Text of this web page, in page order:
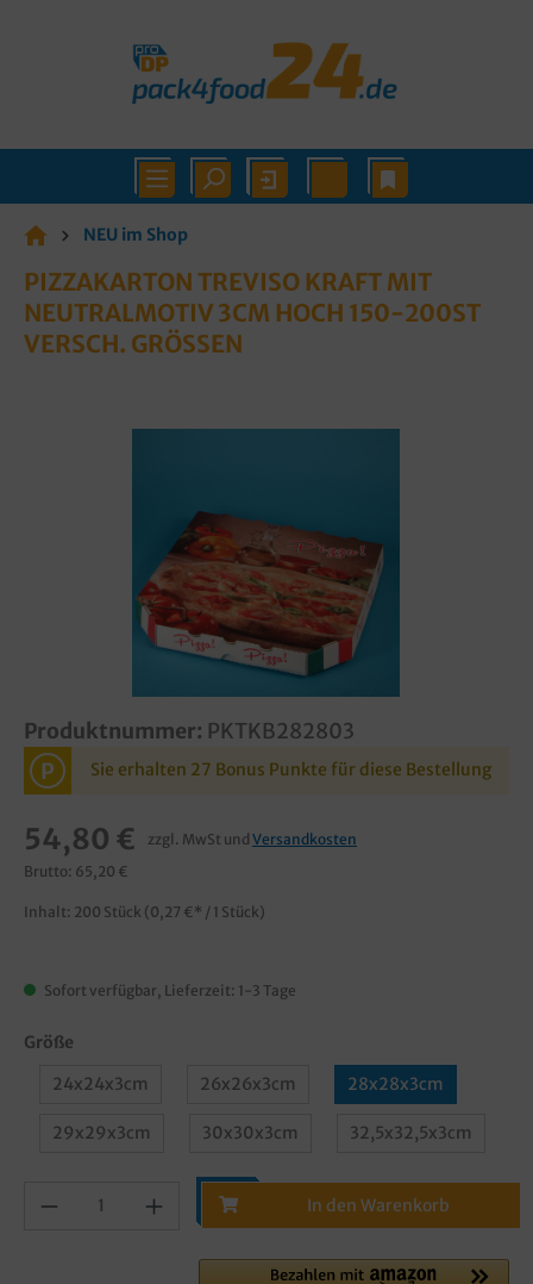
NEU im Shop
PIZZAKARTON TREVISO KRAFT MIT
NEUTRALMOTIV 3CM HOCH 150-200ST
VERSCH. GRÖSSEN
Produktnummer: PKTKB282803
P Sie erhalten 27 Bonus Punkte für diese Bestellung
54,80 € zzgl. MwSt und Versandkosten
Brutto: 65,20 €
Inhalt: 200 Stück (0,27 €* / 1 Stück)
Sofort verfügbar, Lieferzeit: 1-3 Tage
Größe
24x24x3cm
26x26x3cm 28x28x3cm
29x29x3cm 30x30x3cm 32,5x32,5x3cm
In den Warenkorb